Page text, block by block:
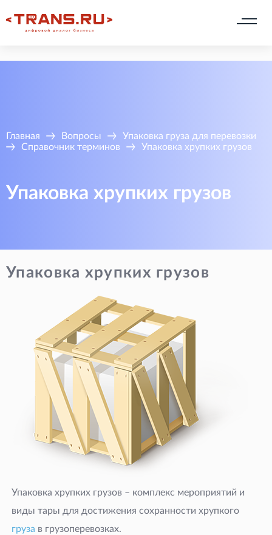
Главная Вопросы
Упаковка груза для перевозки
Справочник терминов
Упаковка хрупких грузов
Упаковка хрупких грузов
Упаковка хрупких грузов
Упаковка хрупких грузов – комплекс мероприятий и
виды тары для достижения сохранности хрупкого
груза в грузоперевозках.